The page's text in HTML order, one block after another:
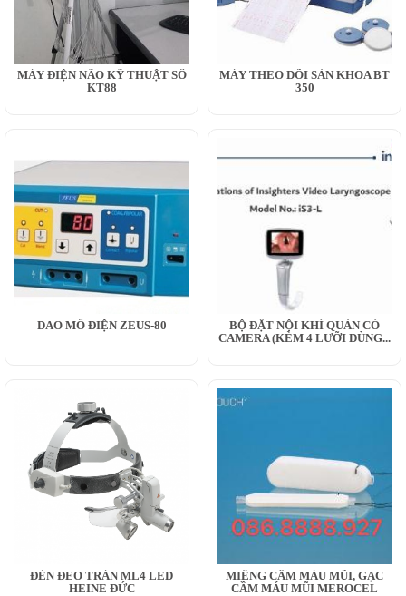
MÁY ĐIỆN NÃO KỸ THUẬT SỐ
KT88
MÁY THEO DÕI SẢN KHOA BT
350
DAO MỔ ĐIỆN ZEUS-80
BỘ ĐẶT NỘI KHÍ QUẢN CÓ
CAMERA (KÈM 4 LƯỠI DÙNG...
ĐÈN ĐEO TRÁN ML4 LED
HEINE ĐỨC
MIẾNG CẦM MÁU MŨI, GẠC
CẦM MÁU MŨI MEROCEL